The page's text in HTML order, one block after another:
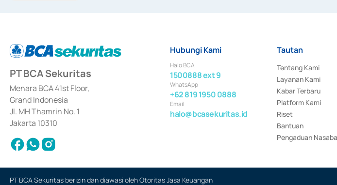
PT BCA Sekuritas
Menara BCA 41st Floor,
Grand Indonesia
Jl. MH Thamrin No. 1
Jakarta 10310
Hubungi Kami
Halo BCA
1500888 ext 9
WhatsApp
+62 819 1950 0888
Email
halo@bcasekuritas.id
Tautan
Tentang Kami
Layanan Kami
Kabar Terbaru
Platform Kami
Riset
Bantuan
Pengaduan
PT BCA Sekuritas berizin dan diawasi oleh Otoritas Jasa Keuangan